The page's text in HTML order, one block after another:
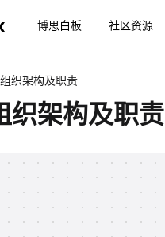
博思白板 社区资源
织架构及职责
织架构及职责